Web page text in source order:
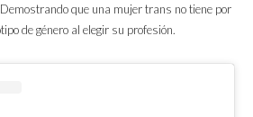
Demostrando que una mujer trans no tiene por
de género al elegir su profesión.